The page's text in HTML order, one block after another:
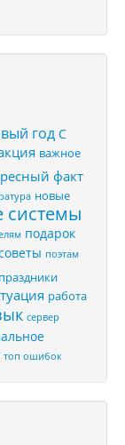
год С
важное
факт
новые
системы
подарок
поэтам
праздники
работа
сервер
топ ошибок